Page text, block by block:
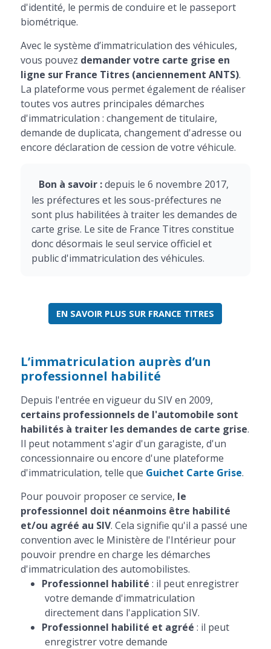
d'identité, le permis de conduire et le passeport
biométrique.
Avec le système d’immatriculation des véhicules,
vous pouvez demander votre carte grise en
ligne sur France Titres (anciennement ANTS).
La plateforme vous permet également de réaliser
toutes vos autres principales démarches
d'immatriculation : changement de titulaire,
demande de duplicata, changement d'adresse ou
encore déclaration de cession de votre véhicule.
Bon à savoir :depuis le 6 novembre 2017,
les préfectures et les sous-préfectures ne
sont plus habilitées à traiter les demandes de
carte grise. Le site de France Titres constitue
donc désormais le seul service officiel et
public d'immatriculation des véhicules.
EN SAVOIR PLUS SUR FRANCE TITRES
L’immatriculation auprès d’un
professionnel habilité
Depuis l'entrée en vigueur du SIV en 2009,
certains professionnels de l'automobile sont
habilités à traiter les demandes de carte grise.
Il peut notamment s'agir d'un garagiste, d'un
concessionnaire ou encore d'une plateforme
d'immatriculation, telle que Guichet Carte Grise.
Pour pouvoir proposer ce service, le
professionnel doit néanmoins être habilité
et/ou agréé au SIV. Cela signifie qu'il a passé une
convention avec le Ministère de l'Intérieur pour
pouvoir prendre en charge les démarches
d'immatriculation des automobilistes.
Professionnel habilité : il peut enregistrer
votre demande d'immatriculation
directement dans l'application SIV.
Professionnel habilité et agréé : il peut
enregistrer votre demande